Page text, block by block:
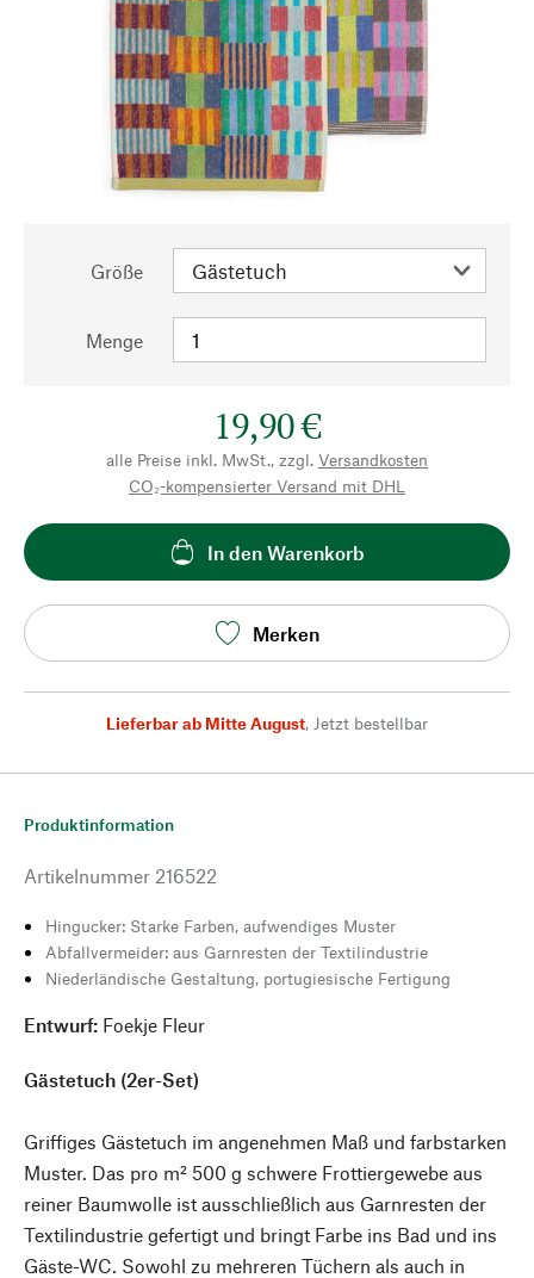
Größe
Menge
19,90 €
alle Preise inkl. MwSt., zzgl. Versandkosten
CO₂-kompensierter Versand mit DHL
In den Warenkorb
Merken
Lieferbar ab Mitte August, Jetzt bestellbar
Produktinformation
Artikelnummer 216522
Hingucker: Starke Farben, aufwendiges Muster
Abfallvermeider: aus Garnresten der Textilindustrie
Niederländische Gestaltung, portugiesische Fertigung
Entwurf: Foekje Fleur
Gästetuch (2er-Set)
Griffiges Gästetuch im angenehmen Maß und farbstarken
Muster. Das pro m² 500 g schwere Frottiergewebe aus
reiner Baumwolle ist ausschließlich aus Garnresten der
Textilindustrie gefertigt und bringt Farbe ins Bad und ins
Gäste-WC. Sowohl zu mehreren Tüchern als auch in